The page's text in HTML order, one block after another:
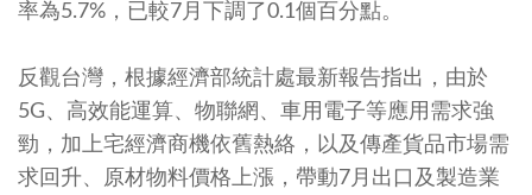
率為5.7%，已較7月下調了0.1個百分點。
反觀台灣，根據經濟部統計處最新報告指出，由於
5G、高效能運算、物聯網、車用電子等應用需求強
勁，加上宅經濟商機依舊熱絡，以及傳產貨品市場需
求回升、原材物料價格上漲，帶動7月出口及製造業